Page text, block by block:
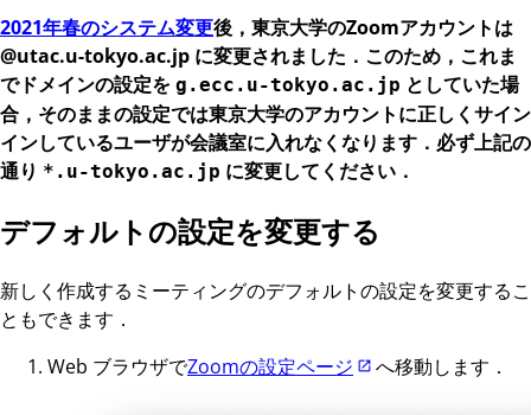
2021年春のシステム変更後，東京大学のZoomアカウントは
@utac.u-tokyo.ac.jp に変更されました．このため，これま
でドメインの設定を g.ecc.u-tokyo.ac.jp としていた場
合，そのままの設定では東京大学のアカウントに正しくサイン
インしているユーザが会議室に入れなくなります．必ず上記の
通り *.u-tokyo.ac.jp に変更してください．
デフォルトの設定を変更する
新しく作成するミーティングのデフォルトの設定を変更するこ
ともできます．
Web ブラウザでZoomの設定ページ へ移動します．